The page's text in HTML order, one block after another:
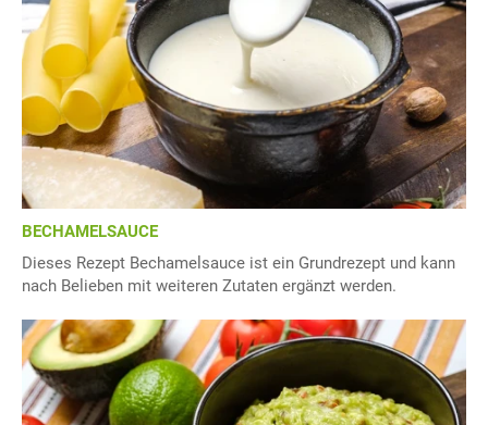
BECHAMELSAUCE
Dieses Rezept Bechamelsauce ist ein Grundrezept und kann
nach Belieben mit weiteren Zutaten ergänzt werden.